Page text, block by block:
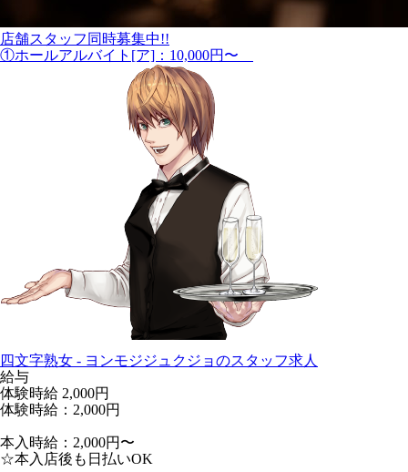
店舗スタッフ同時募集中!!
①ホールアルバイト[ア]：10,000円〜
四文字熟女 - ヨンモジジュクジョのスタッフ求人
給与
体験時給 2,000円
体験時給：2,000円
本入時給：2,000円〜
☆本入店後も日払いOK